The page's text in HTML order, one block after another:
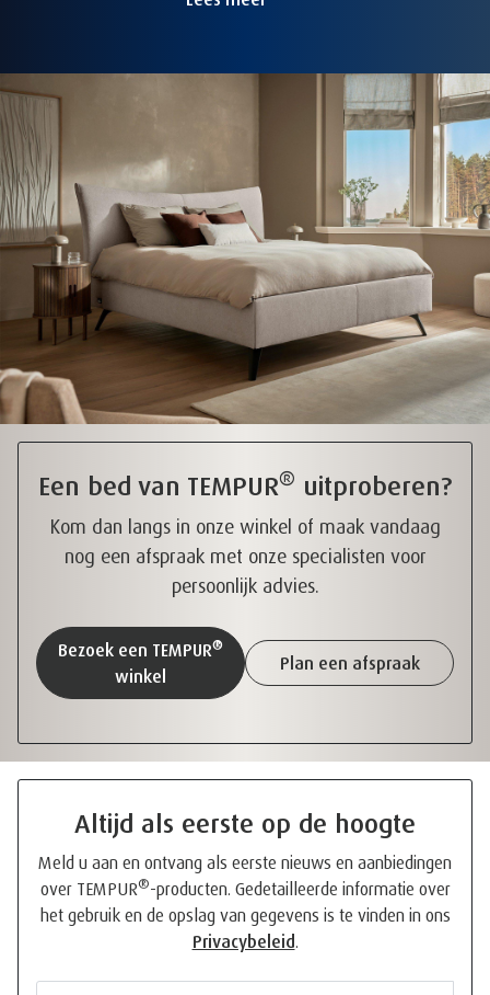
Een bed van TEMPUR® uitproberen?
Kom dan langs in onze winkel of maak vandaag
nog een afspraak met onze specialisten voor
persoonlijk advies.
Bezoek een TEMPUR®
winkel
Plan een afspraak
Altijd als eerste op de hoogte
Meld u aan en ontvang als eerste nieuws en aanbiedingen
over TEMPUR®-producten. Gedetailleerde informatie over
het gebruik en de opslag van gegevens is te vinden in ons
Privacybeleid.